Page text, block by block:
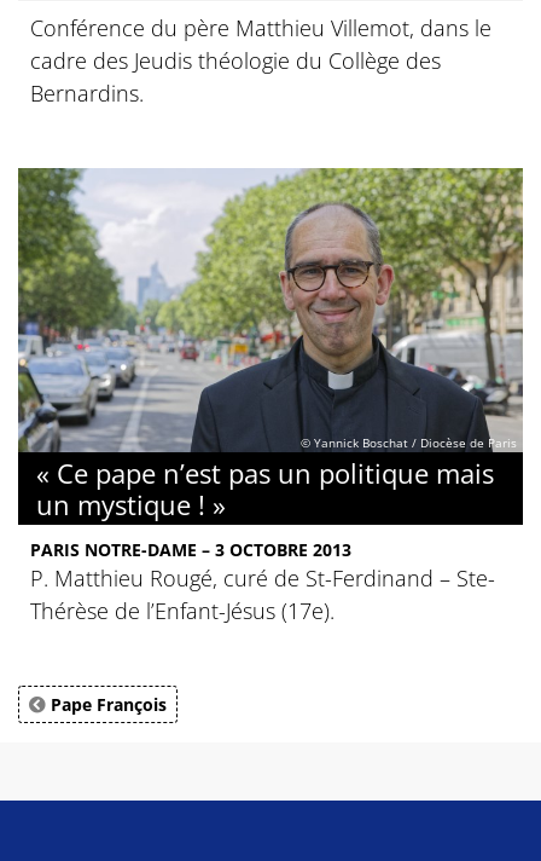
Conférence du père Matthieu Villemot, dans le
cadre des Jeudis théologie du Collège des
Bernardins.
© Yannick Boschat / Diocèse de Paris
« Ce pape n’est pas un politique mais
un mystique ! »
PARIS NOTRE-DAME – 3 OCTOBRE 2013
P. Matthieu Rougé, curé de St-Ferdinand – Ste-
Thérèse de l’Enfant-Jésus (17e).
Pape François